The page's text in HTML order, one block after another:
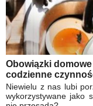
Obowiązki
codzienne
Niewielu z nas lubi
wykorzystywane jako